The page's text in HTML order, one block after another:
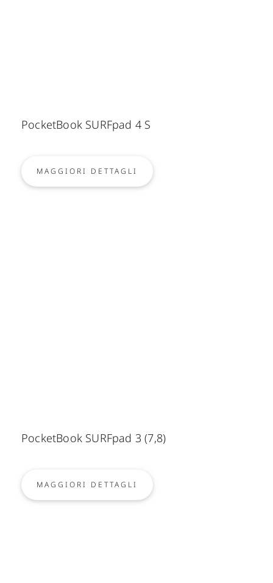
PocketBook SURFpad 4 S
MAGGIORI DETTAGLI
PocketBook SURFpad 3 (7,8)
MAGGIORI DETTAGLI